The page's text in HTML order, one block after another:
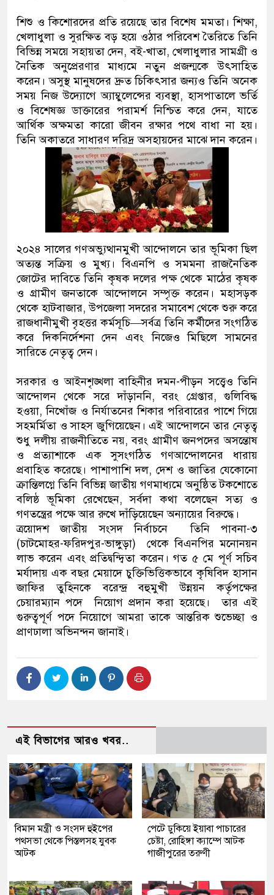
শিশু ও কিশোরদের প্রতি রয়েছে তার বিশেষ মমতা। শিক্ষা,
খেলাধুলা ও সুরক্ষিত বড় হয়ে ওঠার পরিবেশ তৈরিতে তিনি
বিভিন্ন সময়ে সহায়তা দেন, বই-খাতা, খেলাধুলার সামগ্রী ও
নৈতিক অনুপ্রেরণার মাধ্যমে নতুন প্রজন্মকে উৎসাহিত
করেন। অসুস্থ মানুষদের দ্রুত চিকিৎসার জন্যও তিনি অনেক
সময় নিজ উদ্যোগে অ্যাম্বুলেন্সের ব্যবস্থা, হাসপাতালে ভর্তি
ও বিশেষজ্ঞ ডাক্তারের পরামর্শ নিশ্চিত করে দেন, যাতে
আর্থিক অক্ষমতা কারো জীবন রক্ষার পথে বাধা না হয়।
তিনি অকাতরে সাধারণ দরিদ্র অসহায়দের মাঝে দান করেন।
২০২৪ সালের গণঅভ্যুত্থানমুখী আন্দোলনে তার ভূমিকা ছিল
অত্যন্ত সক্রিয় ও মুখ্য। বিএনপি ও সমমনা রাজনৈতিক
জোটের দাবিতে তিনি কৃষক দলের পক্ষ থেকে মাঠের কৃষক
ও গ্রামীণ জনতাকে আন্দোলনে সম্পৃক্ত করেন। মহাসড়ক
থেকে হাটবাজার, উপজেলা সদরের সমাবেশ থেকে শুরু করে
রাজধানীমুখী বৃহত্তর কর্মসূচি—সর্বত্র তিনি কর্মীদের সংগঠিত
করে দিকনির্দেশনা দেন এবং নিজেও মিছিলে সামনের
সারিতে নেতৃত্ব দেন।
সরকার ও আইনশৃঙ্খলা বাহিনীর দমন-পীড়ন সত্ত্বেও তিনি
আন্দোলন থেকে সরে দাঁড়াননি, বরং গ্রেপ্তার, গুলিবিদ্ধ
হওয়া, নিখোঁজ ও নির্যাতনের শিকার পরিবারের পাশে গিয়ে
সহমর্মিতা ও সাহস জুগিয়েছেন। এই আন্দোলনে তার নেতৃত্ব
শুধু দলীয় রাজনীতিতে নয়, বরং গ্রামীণ জনপদের অসন্তোষ
ও প্রত্যাশাকে এক সুসংগঠিত গণআন্দোলনের ধারায়
প্রবাহিত করেছে। পাশাপাশি দল, দেশ ও জাতির যেকোনো
ক্রান্তিলগ্নে তিনি বিভিন্ন জাতীয় গণমাধ্যমে অনুষ্ঠিত টকশোতে
বলিষ্ঠ ভূমিকা রেখেছেন, সর্বদা কথা বলেছেন সত্য ও
গণতন্ত্রের পক্ষে আর রুখে দাঁড়িয়েছেন অন্যায়ের বিরুদ্ধে।
ত্রয়োদশ জাতীয় সংসদ নির্বাচনে তিনি পাবনা-৩
(চাটমোহর-ফরিদপুর-ভাঙ্গুড়া) থেকে বিএনপির মনোনয়ন
লাভ করেন এবং প্রতিদ্বন্দ্বিতা করেন। গত ৫ মে পূর্ণ সচিব
মর্যাদায় এক বছর মেয়াদে চুক্তিভিত্তিকভাবে কৃষিবিদ হাসান
জাফির তুহিনকে বরেন্দ্র বহুমুখী উন্নয়ন কর্তৃপক্ষের
চেয়ারম্যান পদে নিয়োগ প্রদান করা হয়েছে। তার এই
গুরুত্বপূর্ণ পদে নিয়োগে আমরা তাকে আন্তরিক শুভেচ্ছা ও
প্রাণঢালা অভিনন্দন জানাই।
এই বিভাগের আরও খবর..
বিমান মন্ত্রী ও সংসদ হুইপের
পথসভা থেকে পিস্তলসহ যুবক
আটক
পেটে ঢুকিয়ে ইয়াবা পাচারের
চেষ্টা, রোহিঙ্গা ক্যাম্পে আটক
গাজীপুরের তরুণী